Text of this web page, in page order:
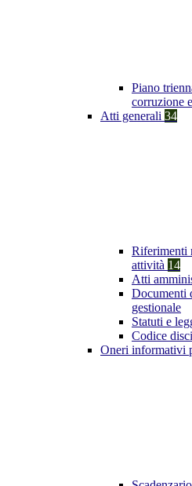
Piano
corruzione
Atti generali 34
Riferimenti
attività 14
Atti
Documenti
gestionale
Statuti e
Codice
Oneri informativi